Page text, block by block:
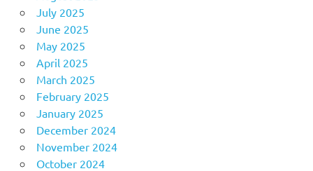
July 2025
June 2025
May 2025
April 2025
March 2025
February 2025
January 2025
December 2024
November 2024
October 2024